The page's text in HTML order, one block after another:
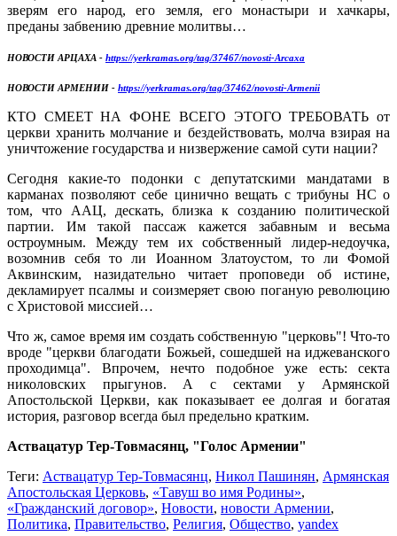
зверям его народ, его земля, его монастыри и хачкары,
преданы забвению древние молитвы…
НОВОСТИ АРЦАХА - https://yerkramas.org/tag/37467/novosti-Arcaxa
НОВОСТИ АРМЕНИИ - https://yerkramas.org/tag/37462/novosti-Armenii
КТО СМЕЕТ НА ФОНЕ ВСЕГО ЭТОГО ТРЕБОВАТЬ от
церкви хранить молчание и бездействовать, молча взирая на
уничтожение государства и низвержение самой сути нации?
Сегодня какие-то подонки с депутатскими мандатами в
карманах позволяют себе цинично вещать с трибуны НС о
том, что ААЦ, дескать, близка к созданию политической
партии. Им такой пассаж кажется забавным и весьма
остроумным. Между тем их собственный лидер-недоучка,
возомнив себя то ли Иоанном Златоустом, то ли Фомой
Аквинским, назидательно читает проповеди об истине,
декламирует псалмы и соизмеряет свою поганую революцию
с Христовой миссией…
Что ж, самое время им создать собственную "церковь"! Что-то
вроде "церкви благодати Божьей, сошедшей на иджеванского
проходимца". Впрочем, нечто подобное уже есть: секта
николовских прыгунов. А с сектами у Армянской
Апостольской Церкви, как показывает ее долгая и богатая
история, разговор всегда был предельно кратким.
Аствацатур Тер-Товмасянц, "Голос Армении"
Теги: Аствацатур Тер-Товмасянц, Никол Пашинян, Армянская
Апостольская Церковь, «Тавуш во имя Родины»,
«Гражданский договор», Новости, новости Армении,
Политика, Правительство, Религия, Общество, yandex